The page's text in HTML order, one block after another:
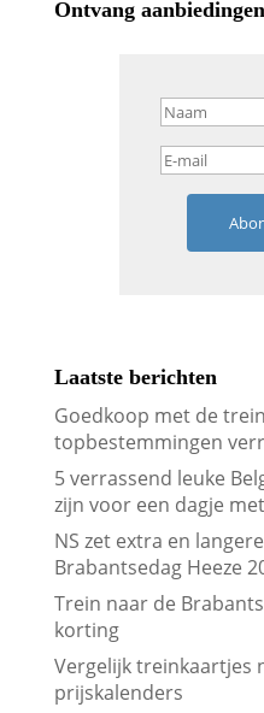
Ontvang aanbiedingen
Laatste berichten
Goedkoop met de
topbestemmingen
5 verrassend leuke
zijn voor een dagje
NS zet extra en
Brabantsedag Heeze
Trein naar de
korting
Vergelijk treinkaartjes
prijskalenders